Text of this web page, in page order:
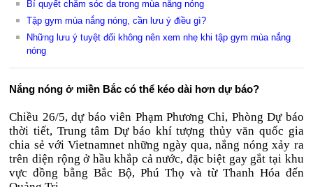
Bí quyết chăm sóc da trong mùa nắng nóng
Tập gym mùa nắng nóng, cần lưu ý điều gì?
Những lưu ý tuyệt đối không nên xem nhẹ khi tập gym mùa nắng
nóng
Nắng nóng ở miền Bắc có thể kéo dài hơn dự báo?
Chiều 26/5, dự báo viên Phạm Phương Chi, Phòng Dự báo
thời tiết, Trung tâm Dự báo khí tượng thủy văn quốc gia
chia sẻ với Vietnamnet những ngày qua, nắng nóng xảy ra
trên diện rộng ở hầu khắp cả nước, đặc biệt gay gắt tại khu
vực đồng bằng Bắc Bộ, Phú Thọ và từ Thanh Hóa đến